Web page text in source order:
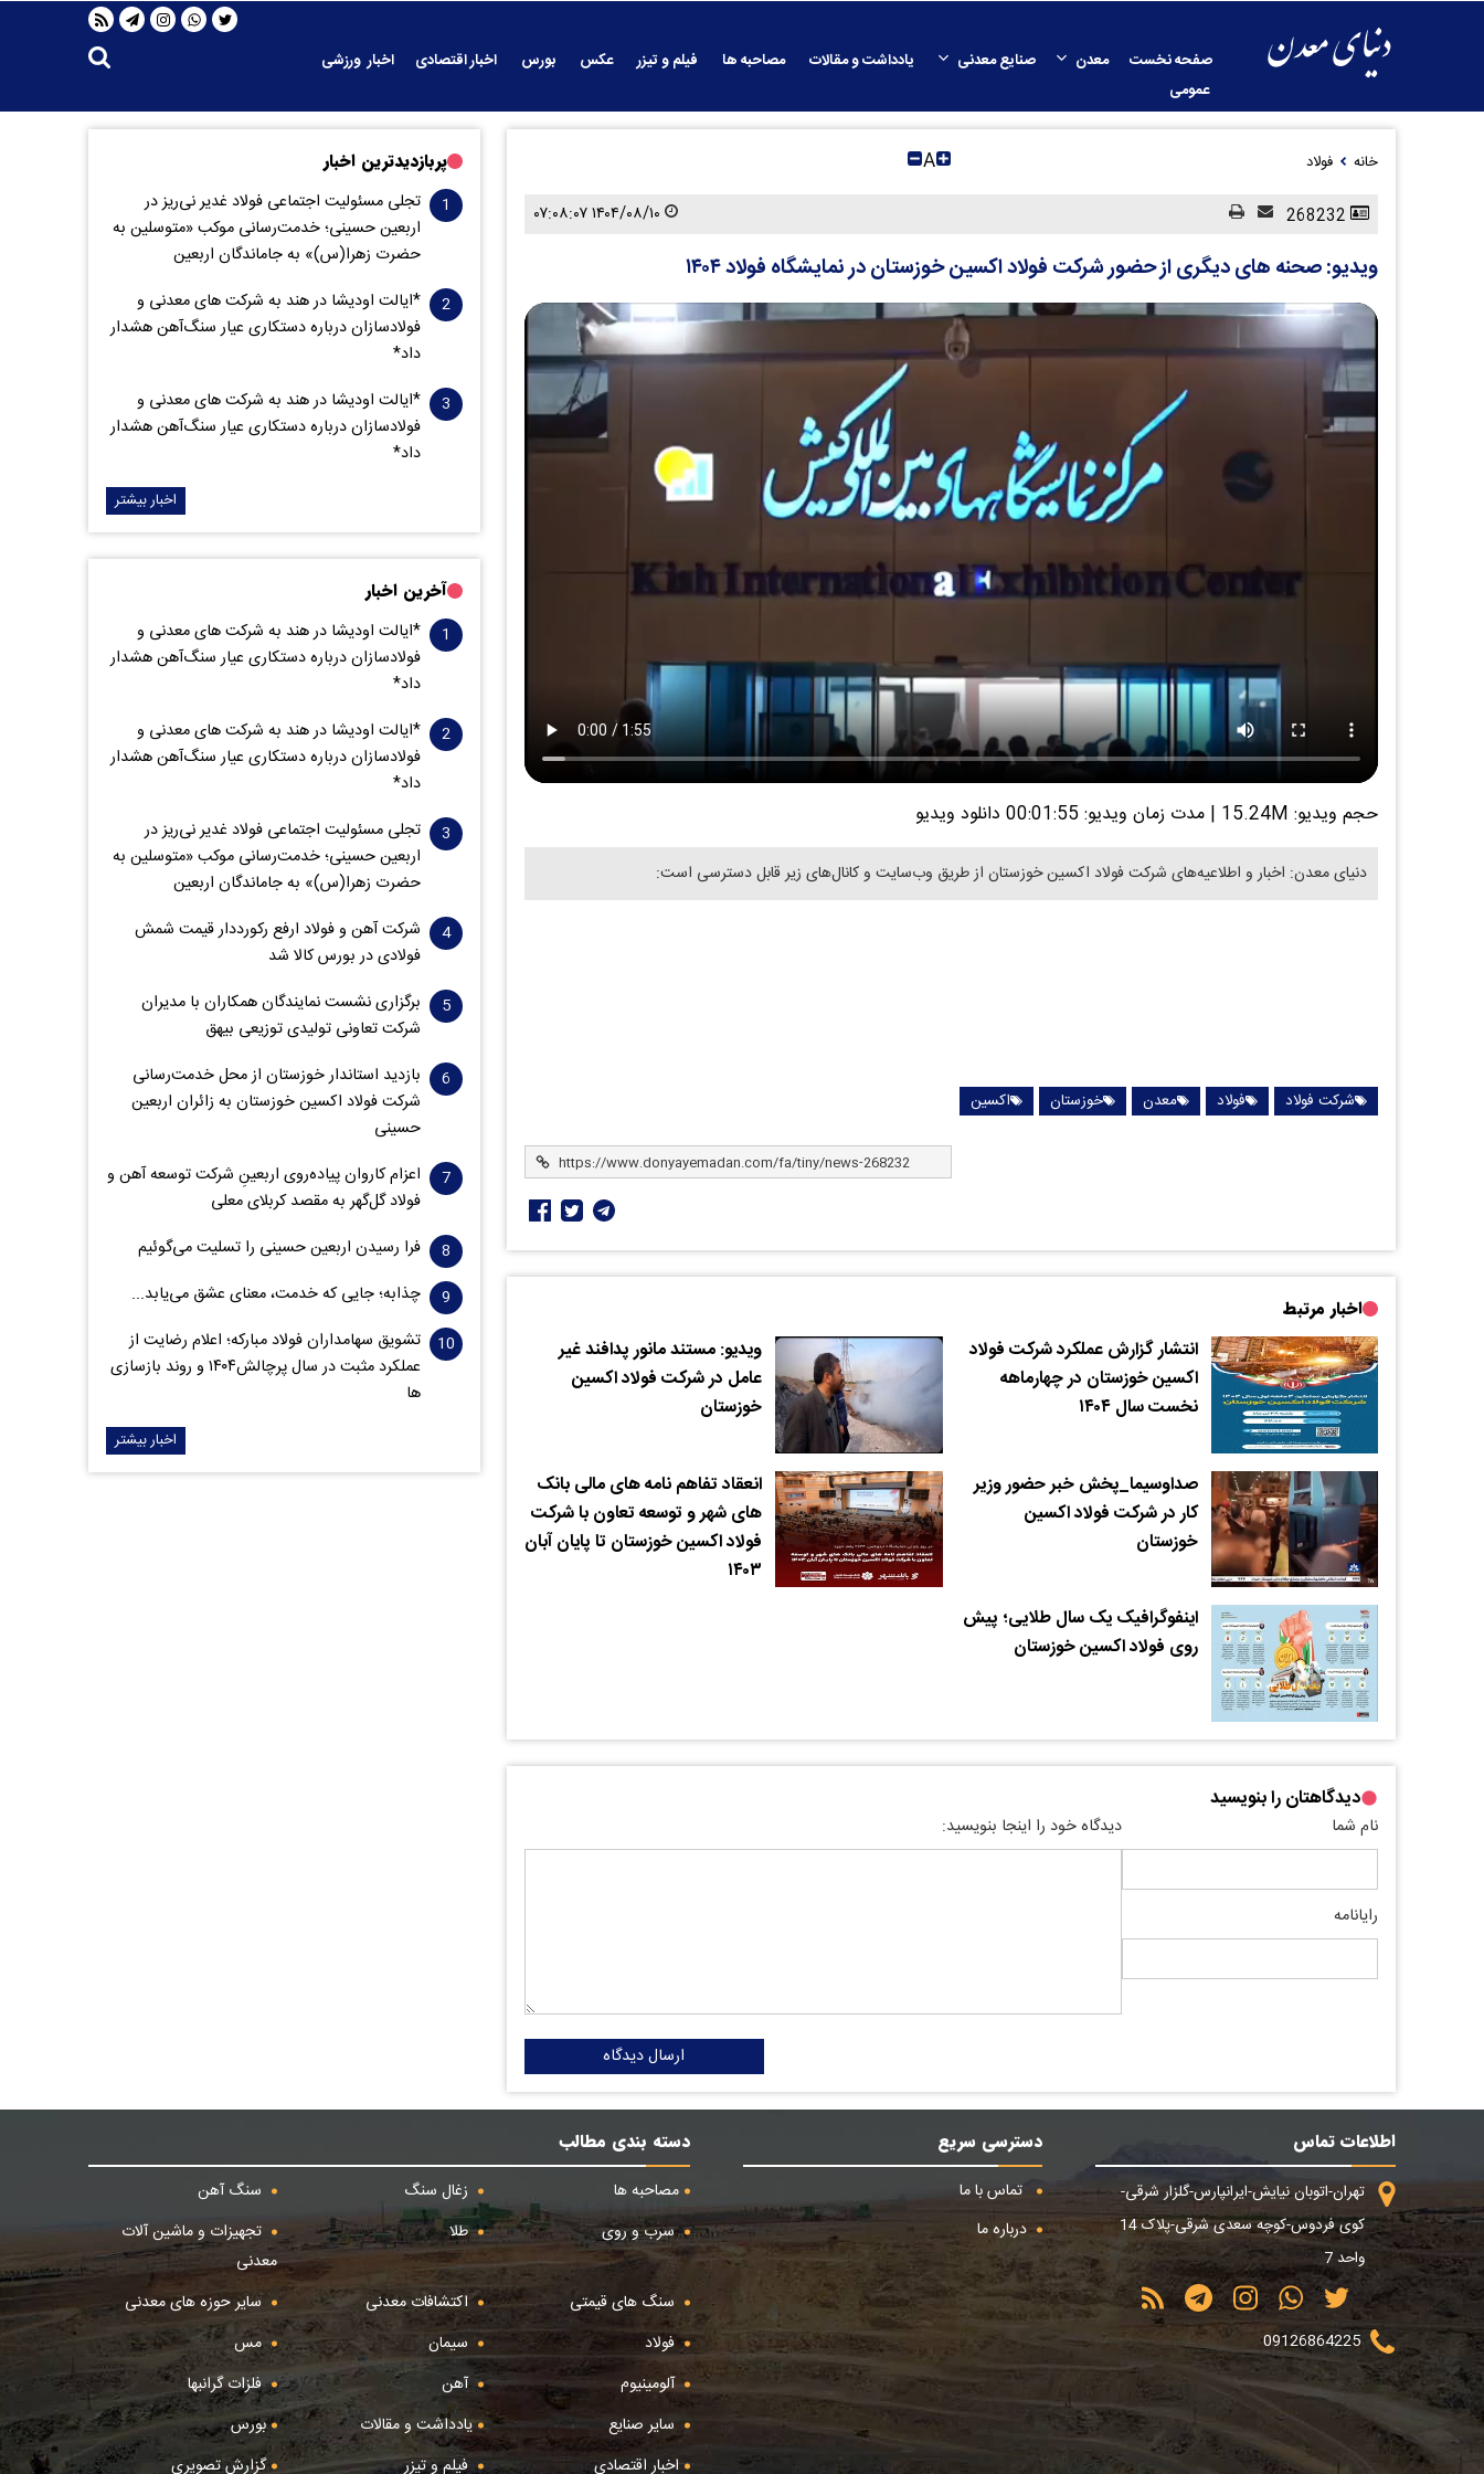
صفحه نخست معدن صنایع معدنی یادداشت و مقالات مصاحبه ها فیلم و تیزر عکس بورس اخبار اقتصادی
اخبار ورزشی
عمومی
خانه فولاد A
۱۴۰۴/۰۸/۱۰ ۰۷:۰۸:۰۷
ویدیو: صحنه های دیگری از حضور شرکت فولاد اکسین خوزستان در نمایشگاه فولاد ۱۴۰۴
حجم ویدیو: 15.24M | مدت زمان ویدیو: 00:01:55 دانلود ویدیو
دنیای معدن: اخبار و اطلاعیه‌های شرکت فولاد اکسین خوزستان از طریق وب‌سایت و کانال‌های زیر قابل دسترسی است:
شرکت فولاد فولاد معدن خوزستان اکسین
اخبار مرتبط
انتشار گزارش عملکرد شرکت فولاد
اکسین خوزستان در چهارماهه
نخست سال ۱۴۰۴
ویدیو: مستند مانور پدافند غیر
عامل در شرکت فولاد اکسین
خوزستان
صداوسیما_پخش خبر حضور وزیر
کار در شرکت فولاد اکسین
خوزستان
انعقاد تفاهم نامه های مالی بانک
های شهر و توسعه تعاون با شرکت
فولاد اکسین خوزستان تا پایان آبان
۱۴۰۳
اینفوگرافیک یک سال طلایی؛ پیش
روی فولاد اکسین خوزستان
دیدگاهتان را بنویسید
نام شما
رایانامه
دیدگاه خود را اینجا بنویسید:
ارسال دیدگاه
پربازدیدترین اخبار
تجلی مسئولیت اجتماعی فولاد غدیر نی‌ریز در
اربعین حسینی؛ خدمت‌رسانی موکب «متوسلین به
حضرت زهرا(س)» به جاماندگان اربعین
*ایالت اودیشا در هند به شرکت های معدنی و
فولادسازان درباره دستکاری عیار سنگ‌آهن هشدار
داد*
*ایالت اودیشا در هند به شرکت های معدنی و
فولادسازان درباره دستکاری عیار سنگ‌آهن هشدار
داد*
اخبار بیشتر
آخرین اخبار
*ایالت اودیشا در هند به شرکت های معدنی و
فولادسازان درباره دستکاری عیار سنگ‌آهن هشدار
داد*
*ایالت اودیشا در هند به شرکت های معدنی و
فولادسازان درباره دستکاری عیار سنگ‌آهن هشدار
داد*
تجلی مسئولیت اجتماعی فولاد غدیر نی‌ریز در
اربعین حسینی؛ خدمت‌رسانی موکب «متوسلین به
حضرت زهرا(س)» به جاماندگان اربعین
شرکت آهن و فولاد ارفع رکورددار قیمت شمش
فولادی در بورس کالا شد
برگزاری نشست نمایندگان همکاران با مدیران
شرکت تعاونی تولیدی توزیعی بیهق
بازدید استاندار خوزستان از محل خدمت‌رسانی
شرکت فولاد اکسین خوزستان به زائران اربعین
حسینی
اعزام کاروان پیاده‌روی اربعینِ شرکت توسعه آهن و
فولاد گل‌گهر به مقصد کربلای معلی
فرا رسیدن اربعین حسینی را تسلیت می‌گوئیم
چذابه؛ جایی که خدمت، معنای عشق می‌یابد...
تشویق سهامداران فولاد مبارکه؛ اعلام رضایت از
عملکرد مثبت در سال پرچالش۱۴۰۴ و روند بازسازی
ها
اخبار بیشتر
اطلاعات تماس
تهران-اتوبان نیایش-ایرانپارس-گلزار شرقی-
کوی فردوس-کوچه سعدی شرقی-پلاک 14
واحد 7
09126864225
دسترسی سریع
تماس با ما
درباره ما
دسته بندی مطالب
مصاحبه ها
زغال سنگ
سنگ آهن
سرب و روی
طلا
تجهیزات و ماشین آلات
معدنی
سنگ های قیمتی
اکتشافات معدنی
سایر حوزه های معدنی
فولاد
سیمان
مس
آلومینیوم
آهن
فلزات گرانبها
سایر صنایع
یادداشت و مقالات
بورس
اخبار اقتصادی
فیلم و تیزر گزارش تصویری